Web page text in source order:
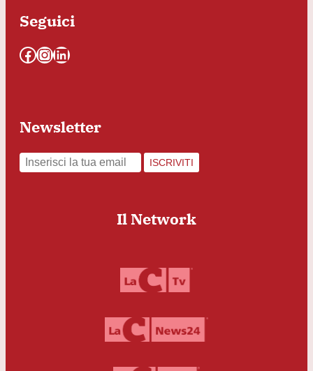
Seguici
Facebook InstagramLinkedIn
Newsletter
ISCRIVITI
Il Network